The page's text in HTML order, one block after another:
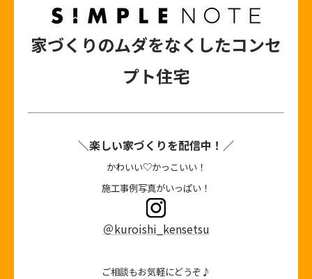
家づくりのムダをなくしたコンセ
プト住宅
＼楽しい家づくりを配信中！／
かわいい♡かっこいい！
施工事例写真がいっぱい！
＠kuroishi_kensetsu
ご相談もお気軽にどうぞ♪